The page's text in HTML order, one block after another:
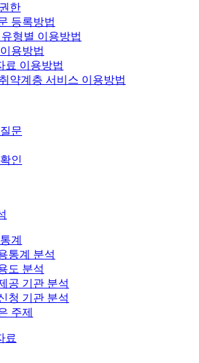
한
등록방법
형별 이용방법
용방법
료 이용방법
약계층 서비스 이용방법
문
인
계
통계 분석
도 분석
공 기관 분석
청 기관 분석
주제
료